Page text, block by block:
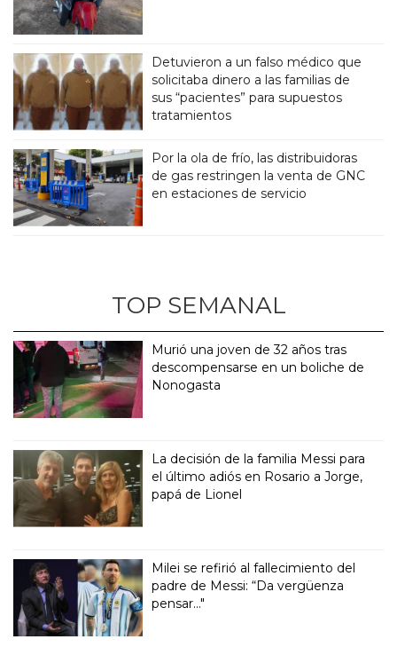
Detuvieron a un falso médico que
solicitaba dinero a las familias de
sus “pacientes” para supuestos
tratamientos
Por la ola de frío, las distribuidoras
de gas restringen la venta de GNC
en estaciones de servicio
TOP SEMANAL
Murió una joven de 32 años tras
descompensarse en un boliche de
Nonogasta
La decisión de la familia Messi para
el último adiós en Rosario a Jorge,
papá de Lionel
Milei se refirió al fallecimiento del
padre de Messi: “Da vergüenza
pensar..."